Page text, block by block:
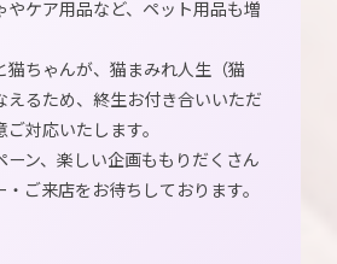
やケア用品など、ペット用品も増
猫ちゃんが、猫まみれ人生（猫
えるため、終生お付き合いいただ
対応いたします。
ーン、楽しい企画ももりだくさん
ご来店をお待ちしております。